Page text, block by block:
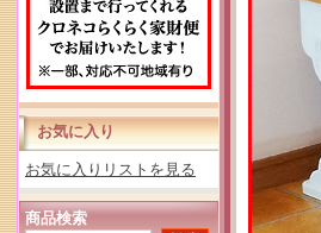
お気に入り
お気に入りリストを見る
商品検索